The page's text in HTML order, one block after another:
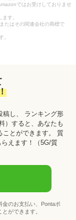
ではお受けしておりませ
す。
たはその関連会社の商標で
。
稿し、 ランキング形
）すると、あなたも
ことができます。 質
えます！
（5G/質
のお支払い、Pontaポ
ができます。